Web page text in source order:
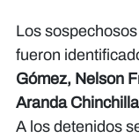
Los
fueron
Gómez, Nelson
Aranda
A los detenidos